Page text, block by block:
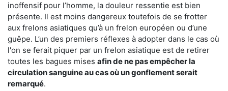
inoffensif pour l’homme, la douleur ressentie est bien
présente. Il est moins dangereux toutefois de se frotter
aux frelons asiatiques qu’à un frelon européen ou d’une
guêpe. L’un des premiers réflexes à adopter dans le cas où
l'on se ferait piquer par un frelon asiatique est de retirer
toutes les bagues mises afin de ne pas empêcher la
circulation sanguine au cas où un gonflement serait
remarqué.